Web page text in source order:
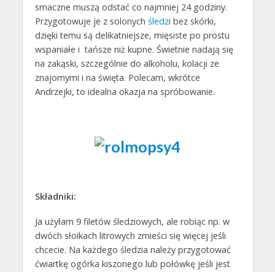
smaczne muszą odstać co najmniej 24 godziny.
Przygotowuje je z solonych śledzi bez skórki,
dzięki temu są delikatniejsze, mięsiste po prostu
wspaniałe i tańsze niż kupne. Świetnie nadają się
na zakąski, szczególnie do alkoholu, kolacji ze
znajomymi i na święta. Polecam, wkrótce
Andrzejki, to idealna okazja na spróbowanie.
Składniki:
Ja użyłam 9 filetów śledziowych, ale robiąc np. w
dwóch słoikach litrowych zmieści się więcej jeśli
chcecie. Na każdego śledzia należy przygotować
ćwiartkę ogórka kiszonego lub połówkę jeśli jest